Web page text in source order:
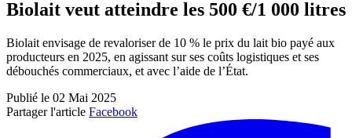
Biolait veut atteindre les 500 €/1 000 litres
Biolait envisage de revaloriser de 10 % le prix du lait bio payé aux
producteurs en 2025, en agissant sur ses coûts logistiques et ses
débouchés commerciaux, et avec l’aide de l’État.
Publié le 02 Mai 2025
Partager l'article Facebook